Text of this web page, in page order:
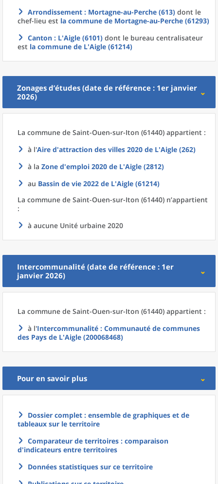
Arrondissement : Mortagne-au-Perche (613) dont le
chef-lieu est la commune de Mortagne-au-Perche (61293)
Canton : L'Aigle (6101) dont le bureau centralisateur
est la commune de L'Aigle (61214)
Zonages d’études (date de référence : 1er janvier
2026)
La commune de Saint-Ouen-sur-Iton (61440) appartient :
à l'Aire d'attraction des villes 2020 de L'Aigle (262)
à la Zone d'emploi 2020 de L'Aigle (2812)
au Bassin de vie 2022 de L'Aigle (61214)
La commune de Saint-Ouen-sur-Iton (61440) n’appartient
:
à aucune Unité urbaine 2020
Intercommunalité (date de référence : 1er
janvier 2026)
La commune de Saint-Ouen-sur-Iton (61440) appartient :
à l'Intercommunalité : Communauté de communes
des Pays de L'Aigle (200068468)
Pour en savoir plus
Dossier complet : ensemble de graphiques et de
tableaux sur le territoire
Comparateur de territoires : comparaison
d'indicateurs entre territoires
Données statistiques sur ce territoire